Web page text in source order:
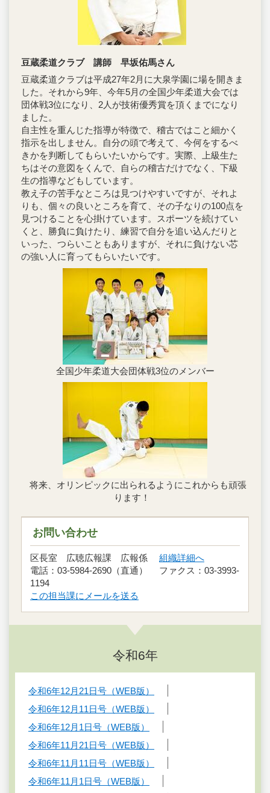
豆蔵柔道クラブ 講師 早坂佑馬さん
豆蔵柔道クラブは平成27年2月に大泉学園に場を開きま
した。それから9年、今年5月の全国少年柔道大会では
団体戦3位になり、2人が技術優秀賞を頂くまでになり
ました。
自主性を重んじた指導が特徴で、稽古ではこと細かく
指示を出しません。自分の頭で考えて、今何をするべ
きかを判断してもらいたいからです。実際、上級生た
ちはその意図をくんで、自らの稽古だけでなく、下級
生の指導などもしています。
教え子の苦手なところは見つけやすいですが、それよ
りも、個々の良いところを育て、その子なりの100点を
見つけることを心掛けています。スポーツを続けてい
くと、勝負に負けたり、練習で自分を追い込んだりと
いった、つらいこともありますが、それに負けない芯
の強い人に育ってもらいたいです。
全国少年柔道大会団体戦3位のメンバー
将来、オリンピックに出られるようにこれからも頑張
ります！
お問い合わせ
区長室 広聴広報課 広報係 組織詳細へ
電話：03-5984-2690（直通） ファクス：03-3993-
1194
この担当課にメールを送る
令和6年
令和6年12月21日号（WEB版）
令和6年12月11日号（WEB版）
令和6年12月1日号（WEB版）
令和6年11月21日号（WEB版）
令和6年11月11日号（WEB版）
令和6年11月1日号（WEB版）